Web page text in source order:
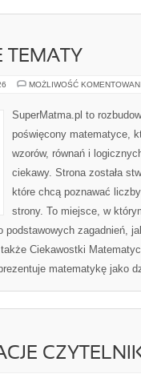
MOŻLIWOŚĆ
SuperMatma.pl to
poświęcony matematyce,
wzorów, równań i
ciekawy. Strona została
które chcą poznawać
strony. To miejsce, w
podstawowych zagadnień,
Ciekawostki
matematykę jako